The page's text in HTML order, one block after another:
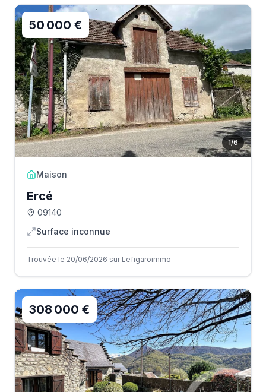
1/6
50 000 €
Maison
Ercé
09140
Surface inconnue
Trouvée le 20/06/2026 sur Lefigaroimmo
308 000 €